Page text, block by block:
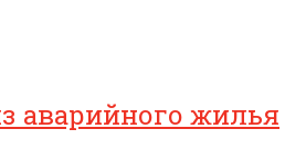
аварийного жилья